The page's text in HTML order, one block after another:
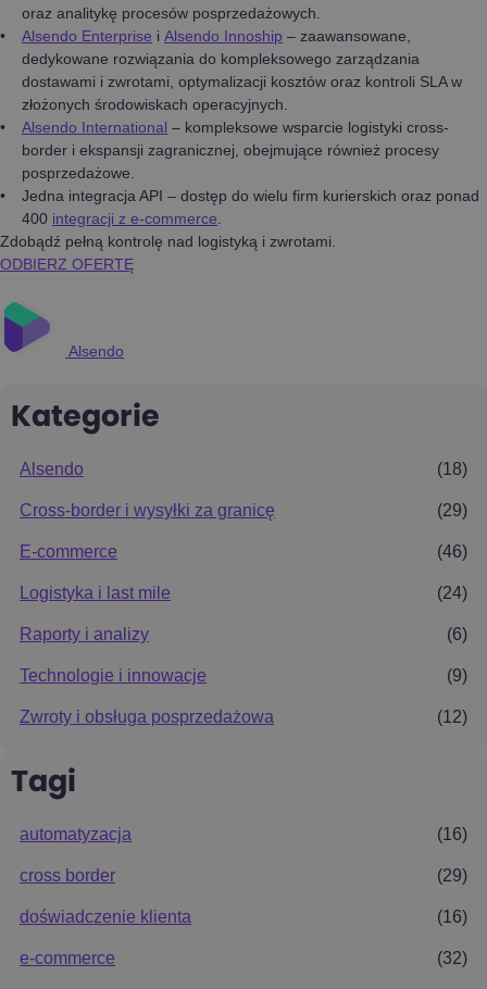
oraz analitykę procesów posprzedażowych.
Alsendo Enterprise i Alsendo Innoship – zaawansowane,
dedykowane rozwiązania do kompleksowego zarządzania
dostawami i zwrotami, optymalizacji kosztów oraz kontroli SLA w
złożonych środowiskach operacyjnych.
Alsendo International – kompleksowe wsparcie logistyki cross-
border i ekspansji zagranicznej, obejmujące również procesy
posprzedażowe.
Jedna integracja API – dostęp do wielu firm kurierskich oraz ponad
400 integracji z e-commerce
Zdobądź pełną kontrolę nad logistyką i zwrotami.
ODBIERZ OFERTĘ
Alsendo
Kategorie
Alsendo (18)
Cross-border i wysyłki za granicę (29)
E-commerce (46)
Logistyka i last mile (24)
Raporty i analizy (6)
Technologie i innowacje (9)
Zwroty i obsługa posprzedażowa (12)
Tagi
automatyzacja (16)
cross border (29)
doświadczenie klienta (16)
e-commerce (32)